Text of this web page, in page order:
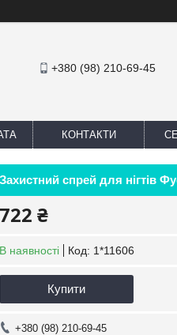
+380 (98) 210-69-45
КОНТАКТИ
Захистний спрей для нігтів
722 ₴
В наявності Код: 1*11606
Купити
+380 (98) 210-69-45